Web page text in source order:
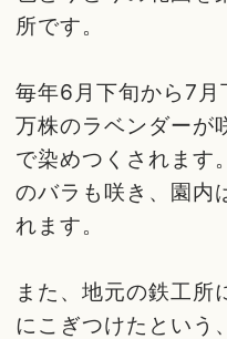
所です。
毎年6月下旬から7月
万株のラベンダーが
で染めつくされます
のバラも咲き、園内
れます。
また、地元の鉄工所
にこぎつけたという